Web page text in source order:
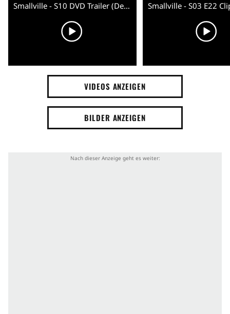
Smallville - S10 DVD Trailer (Deutsch) Smallville - S03 E22
VIDEOS ANZEIGEN
BILDER ANZEIGEN